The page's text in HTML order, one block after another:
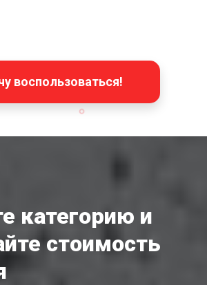
воспользоваться!
категорию и
стоимость